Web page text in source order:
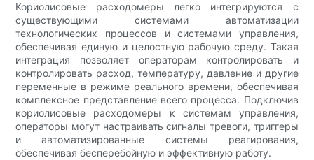
Кориолисовые расходомеры легко интегрируются с
существующими системами автоматизации
технологических процессов и системами управления,
обеспечивая единую и целостную рабочую среду. Такая
интеграция позволяет операторам контролировать и
контролировать расход, температуру, давление и другие
переменные в режиме реального времени, обеспечивая
комплексное представление всего процесса. Подключив
кориолисовые расходомеры к системам управления,
операторы могут настраивать сигналы тревоги, триггеры
и автоматизированные системы реагирования,
обеспечивая бесперебойную и эффективную работу.